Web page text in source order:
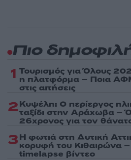
Πιο
1 Τουρισμός για Όλους
η πλατφόρμα – Ποια
στις αιτήσεις
2Κυψέλη: Ο περίεργος
ταξίδι στην Αράχωβα –
26χρονος για τον
3Η φωτιά στη Δυτική
κορυφή του Κιθαιρώνα
timelapse βίντεο